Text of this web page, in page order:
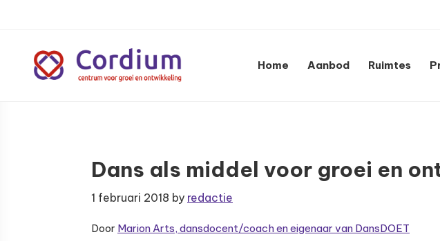
hoofdnavigatie
hoofd
inhoud
voettekst
Home Aanbod Ruimtes
Dans als middel voor groei en
1 februari 2018 by redactie
Door Marion Arts, dansdocent/coach en eigenaar van DansDOET